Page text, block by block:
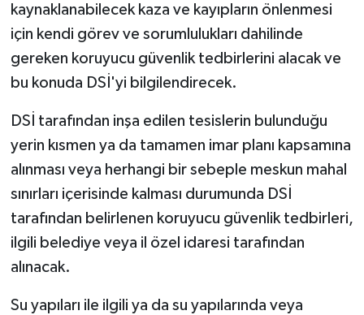
kaynaklanabilecek kaza ve kayıpların önlenmesi
için kendi görev ve sorumlulukları dahilinde
gereken koruyucu güvenlik tedbirlerini alacak ve
bu konuda DSİ'yi bilgilendirecek.
DSİ tarafından inşa edilen tesislerin bulunduğu
yerin kısmen ya da tamamen imar planı kapsamına
alınması veya herhangi bir sebeple meskun mahal
sınırları içerisinde kalması durumunda DSİ
tarafından belirlenen koruyucu güvenlik tedbirleri,
ilgili belediye veya il özel idaresi tarafından
alınacak.
Su yapıları ile ilgili ya da su yapılarında veya